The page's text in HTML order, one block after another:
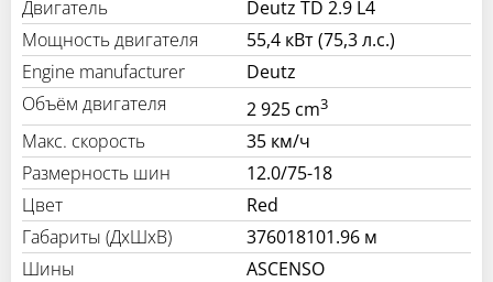
Двигатель
Deutz TD 2.9 L4
Мощность двигателя
55,4 кВт (75,3 л.с.)
Engine manufacturer
Deutz
Объём двигателя
2 925 cm3
Макс. скорость
35 км/ч
Размерность шин
12.0/75-18
Цвет
Red
Габариты (ДхШхВ)
376018101.96 м
Шины
ASCENSO